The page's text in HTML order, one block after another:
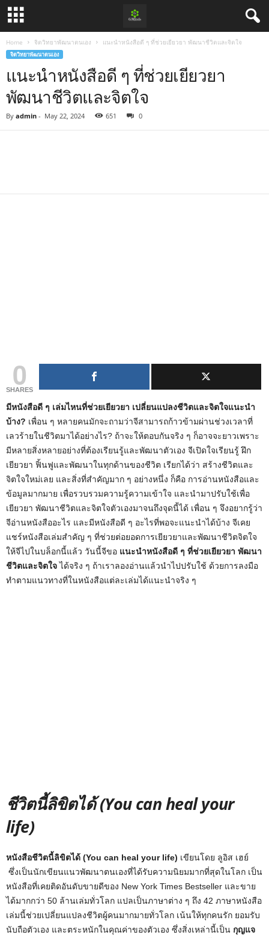
Home จิตวิทยาพัฒนาตนเอง แนะนำหนังสือดี ๆ ที่ช่วยเยียวยา พัฒนาชีวิตและจิตใจ
จิตวิทยาพัฒนาตนเอง
แนะนำหนังสือดี ๆ ที่ช่วยเยียวยา
พัฒนาชีวิตและจิตใจ
By admin - May 22, 2024 651 0
0
SHARES
มีหนังสือดี ๆ เล่มไหนที่ช่วยเยียวยา เปลี่ยนแปลงชีวิตและจิตใจแนะนำ
บ้าง? เพื่อน ๆ หลายคนมักจะถามว่าจีสามารถก้าวข้ามผ่านช่วงเวลาที่
เลวร้ายในชีวิตมาได้อย่างไร? ถ้าจะให้ตอบกันจริง ๆ ก็อาจจะยาวเพราะ
มีหลายสิ่งหลายอย่างที่ต้องเรียนรู้และพัฒนาตัวเอง จีเปิดใจเรียนรู้ ฝึก
เยียวยา ฟิ้นฟูและพัฒนาในทุกด้านของชีวิต เรียกได้ว่า สร้างชีวิตและ
จิตใจใหม่เลย และสิ่งที่สำคัญมาก ๆ อย่างหนึ่ง ก็คือ การอ่านหนังสือและ
ข้อมูลมากมาย เพื่อรวบรวมความรู้ความเข้าใจ และนำมาปรับใช้เพื่อ
เยียวยา พัฒนาชีวิตและจิตใจตัวเองมาจนถึงจุดนี้ได้ เพื่อน ๆ จึงอยากรู้ว่า
จีอ่านหนังสืออะไร และมีหนังสือดี ๆ อะไรที่พอจะแนะนำได้บ้าง จีเคย
แชร์หนังสือเล่มสำคัญ ๆ ที่ช่วยต่อยอดการเยียวยาและพัฒนาชีวิตจิตใจ
ให้จีไปในบล็อกนี้แล้ว วันนี้จีขอ แนะนำหนังสือดี ๆ ที่ช่วยเยียวยา พัฒนา
ชีวิตและจิตใจได้จริง ๆ ถ้าเราลองอ่านแล้วนำไปปรับใช้ ด้วยการลงมือ
ทำตามแนวทางที่ในหนังสือแต่ละเล่มได้แนะนำจริง ๆ
ชีวิตนี้ลิขิตได้ (You can heal your
life)
หนังสือชีวิตนี้ลิขิตได้ (You can heal your life) เขียนโดย ลูอิส เฮย์
ซึ่งเป็นนักเขียนแนวพัฒนาตนเองที่ได้รับความนิยมมากที่สุดในโลก เป็น
หนังสือที่เคยติดอันดับขายดีของ New York Times Bestseller และขาย
ได้มากกว่า 50 ล้านเล่มทั่วโลก แปลเป็นภาษาต่าง ๆ ถึง 42 ภาษาหนังสือ
เล่มนี้ช่วยเปลี่ยนแปลงชีวิตผู้คนมากมายทั่วโลก เน้นให้ทุกคนรัก ยอมรับ
นับถือตัวเอง และตระหนักในคุณค่าของตัวเอง ซึ่งสิ่งเหล่านี้เป็น กุญแจ